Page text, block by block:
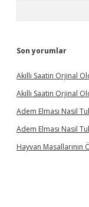
Son yorumlar
Akıllı Saatin Orjinal
Akıllı Saatin Orjinal
Adem Elması Nasil
Adem Elması Nasil
Hayvan